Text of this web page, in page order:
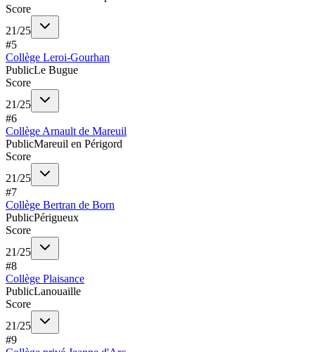
Score
21/25
#5
Collège Leroi-Gourhan
PublicLe Bugue
Score
21/25
#6
Collège Arnault de Mareuil
PublicMareuil en Périgord
Score
21/25
#7
Collège Bertran de Born
PublicPérigueux
Score
21/25
#8
Collège Plaisance
PublicLanouaille
Score
21/25
#9